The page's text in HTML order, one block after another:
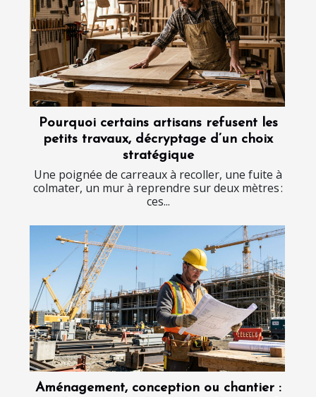
Pourquoi certains artisans refusent les
petits travaux, décryptage d’un choix
stratégique
Une poignée de carreaux à recoller, une fuite à
colmater, un mur à reprendre sur deux mètres :
ces...
Aménagement, conception ou chantier :